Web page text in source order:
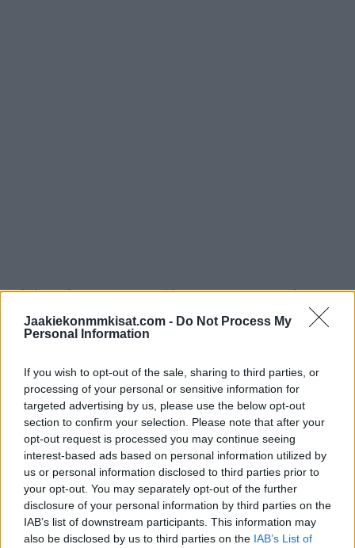
Jaakiekonmmkisat.com - Do Not Process My
Personal Information
If you wish to opt-out of the sale, sharing to third parties, or
processing of your personal or sensitive information for
targeted advertising by us, please use the below opt-out
section to confirm your selection. Please note that after your
opt-out request is processed you may continue seeing
interest-based ads based on personal information utilized by
us or personal information disclosed to third parties prior to
your opt-out. You may separately opt-out of the further
disclosure of your personal information by third parties on the
IAB’s list of downstream participants. This information may
also be disclosed by us to third parties on the IAB’s List of
Mikäli Naisleijonat saa rivinsä kasaan, niin avausottelu on
ohjelmassa lauantaina 7. helmikuuta klo 17:40 USA:ta
vastaan.
Lue myös:Naisten Jääkiekko Olympialaisissa 2026 –
Otteluohjelma ja Suomen joukkue